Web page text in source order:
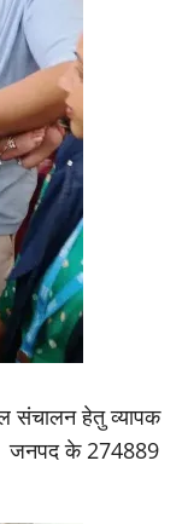
संचालन हेतु व्यापक
जनपद के 274889